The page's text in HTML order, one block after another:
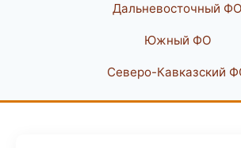
Дальневосточный ФО
Южный ФО
Северо-Кавказский